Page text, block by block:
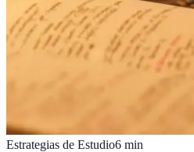
Estrategias de Estudio6 min